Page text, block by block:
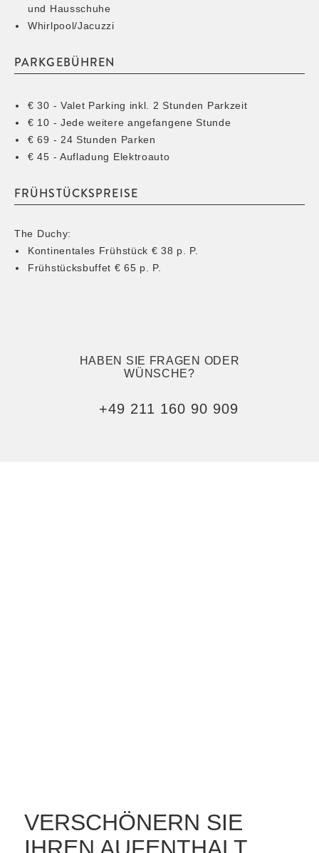
und Hausschuhe
Whirlpool/Jacuzzi
PARKGEBÜHREN
€ 30 - Valet Parking inkl. 2 Stunden Parkzeit
€ 10 - Jede weitere angefangene Stunde
€ 69 - 24 Stunden Parken
€ 45 - Aufladung Elektroauto
FRÜHSTÜCKSPREISE
The Duchy:
Kontinentales Frühstück € 38 p. P.
Frühstücksbuffet € 65 p. P.
HABEN SIE FRAGEN ODER
WÜNSCHE?
+49 211 160 90 909
VERSCHÖNERN SIE